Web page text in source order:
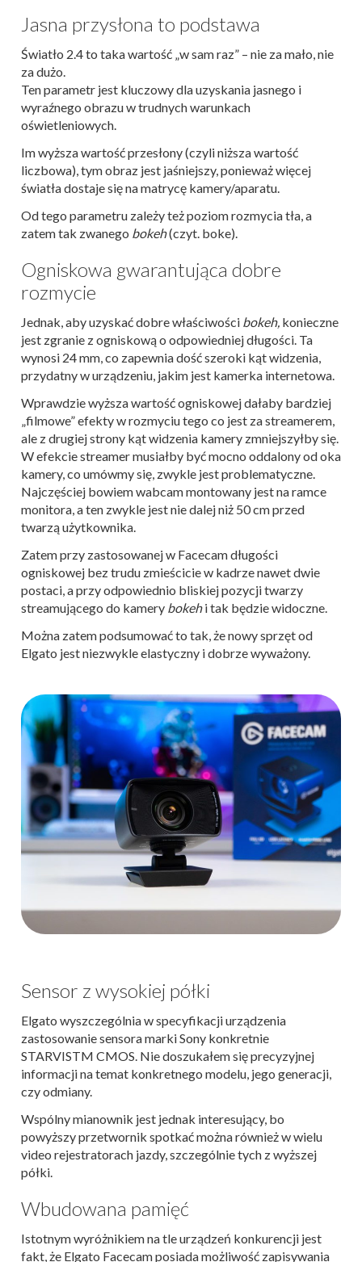
Jasna przysłona to podstawa
Światło 2.4 to taka wartość „w sam raz” – nie za mało, nie
za dużo.
Ten parametr jest kluczowy dla uzyskania jasnego i
wyraźnego obrazu w trudnych warunkach
oświetleniowych.
Im wyższa wartość przesłony (czyli niższa wartość
liczbowa), tym obraz jest jaśniejszy, ponieważ więcej
światła dostaje się na matrycę kamery/aparatu.
Od tego parametru zależy też poziom rozmycia tła, a
zatem tak zwanego bokeh(czyt. boke).
Ogniskowa gwarantująca dobre
rozmycie
Jednak, aby uzyskać dobre właściwości bokeh, konieczne
jest zgranie z ogniskową o odpowiedniej długości. Ta
wynosi 24 mm, co zapewnia dość szeroki kąt widzenia,
przydatny w urządzeniu, jakim jest kamerka internetowa.
Wprawdzie wyższa wartość ogniskowej dałaby bardziej
„filmowe” efekty w rozmyciu tego co jest za streamerem,
ale z drugiej strony kąt widzenia kamery zmniejszyłby się.
W efekcie streamer musiałby być mocno oddalony od oka
kamery, co umówmy się, zwykle jest problematyczne.
Najczęściej bowiem wabcam montowany jest na ramce
monitora, a ten zwykle jest nie dalej niż 50 cm przed
twarzą użytkownika.
Zatem przy zastosowanej w Facecam długości
ogniskowej bez trudu zmieścicie w kadrze nawet dwie
postaci, a przy odpowiednio bliskiej pozycji twarzy
streamującego do kamery bokehi tak będzie widoczne.
Można zatem podsumować to tak, że nowy sprzęt od
Elgato jest niezwykle elastyczny i dobrze wyważony.
Sensor z wysokiej półki
Elgato wyszczególnia w specyfikacji urządzenia
zastosowanie sensora marki Sony konkretnie
STARVISTM CMOS. Nie doszukałem się precyzyjnej
informacji na temat konkretnego modelu, jego generacji,
czy odmiany.
Wspólny mianownik jest jednak interesujący, bo
powyższy przetwornik spotkać można również w wielu
video rejestratorach jazdy, szczególnie tych z wyższej
półki.
Wbudowana pamięć
Istotnym wyróżnikiem na tle urządzeń konkurencji jest
fakt, że Elgato Facecam posiada możliwość zapisywania